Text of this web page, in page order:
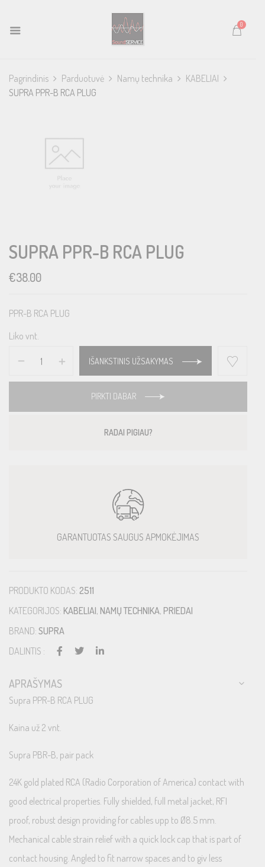
0
Pagrindinis Parduotuvė Namų technika
KABELIAI
SUPRA PPR-B RCA PLUG
SUPRA PPR-B RCA PLUG
€38.00
PPR-B RCA PLUG
Liko vnt.
IŠANKSTINIS UŽSAKYMAS
PIRKTI DABAR
RADAI PIGIAU?
GARANTUOTAS SAUGUS APMOKĖJIMAS
PRODUKTO KODAS: 2511
KATEGORIJOS: KABELIAI, NAMŲ TECHNIKA, PRIEDAI
BRAND: SUPRA
DALINTIS :
APRAŠYMAS
Supra PPR-B RCA PLUG
Kaina už 2 vnt.
Supra PBR-B, pair pack
24K gold plated RCA (Radio Corporation of America) contact with
good electrical properties. Fully shielded, full metal jacket, RFI
proof, robust design providing for cables upp to Ø8.5 mm.
Mechanical cable strain relief with a quick lock cap that is part of
contact housing. Angled to fit narrow spaces and to giv less